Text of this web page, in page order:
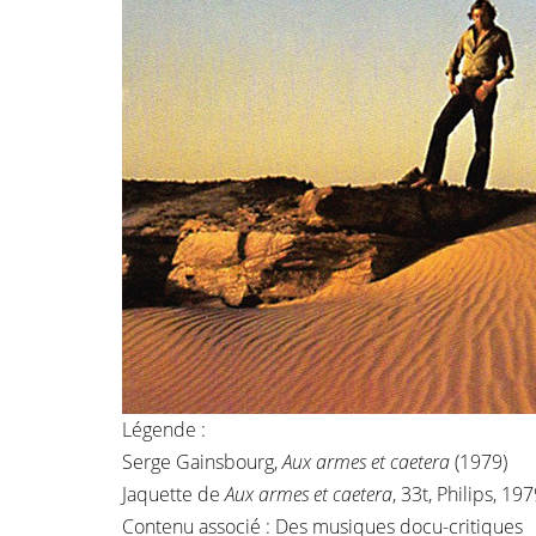
Légende :
Serge Gainsbourg,Aux armes et caetera(1979)
Jaquette deAux armes et caetera, 33t, Philips,
Contenu associé : Des musiques docu-critiques